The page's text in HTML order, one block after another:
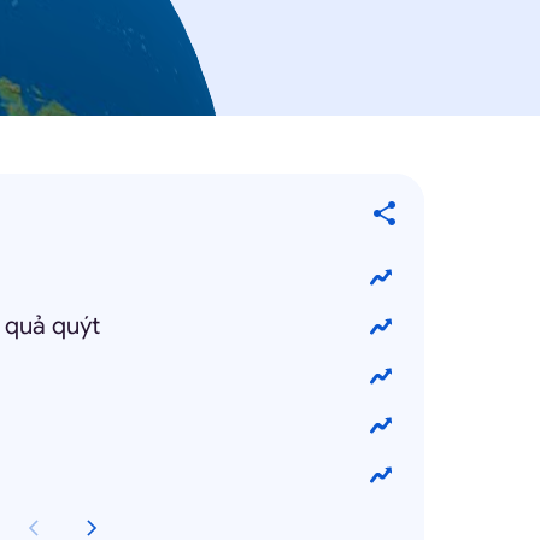
quýt